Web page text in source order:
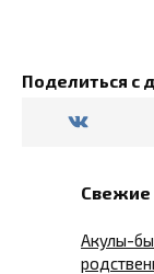
Поделиться с
Свежие
Акулы-